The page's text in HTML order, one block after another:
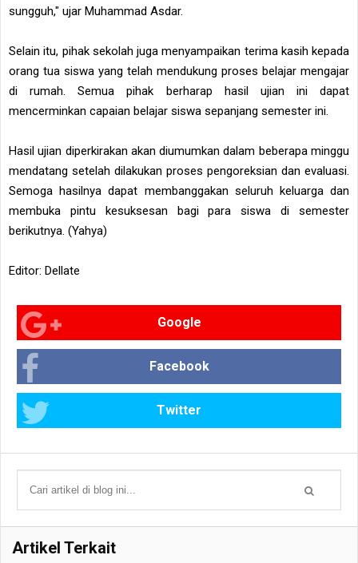
sungguh," ujar Muhammad Asdar.
Selain itu, pihak sekolah juga menyampaikan terima kasih kepada
orang tua siswa yang telah mendukung proses belajar mengajar
di rumah. Semua pihak berharap hasil ujian ini dapat
mencerminkan capaian belajar siswa sepanjang semester ini.
Hasil ujian diperkirakan akan diumumkan dalam beberapa minggu
mendatang setelah dilakukan proses pengoreksian dan evaluasi.
Semoga hasilnya dapat membanggakan seluruh keluarga dan
membuka pintu kesuksesan bagi para siswa di semester
berikutnya. (Yahya)
Editor: Dellate
Google
Facebook
Twitter
Artikel Terkait